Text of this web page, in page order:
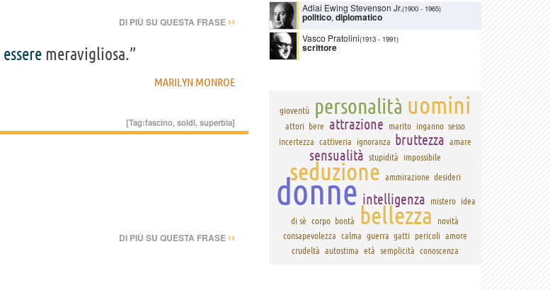
DI PIÙ SU QUESTA FRASE ››
essere meravigliosa.”
MARILYN MONROE
[Tag:fascino,soldi,superbia]
DI PIÙ SU QUESTA FRASE ››
Adlai Ewing Stevenson Jr.(1900 - 1965)
politico, diplomatico
Vasco Pratolini(1913 - 1991)
scrittore
gioventù personalità uomini
attori bere attrazione marito inganno sesso
incertezza cattiveria ignoranza bruttezza amare
sensualità stupidità impossibile
seduzione ammirazione desideri
donne intelligenza mistero idea
di sè corpo bontà bellezza
novità
consapevolezza calma guerra gatti pericoli amore
crudeltà autostima età semplicità conoscenza